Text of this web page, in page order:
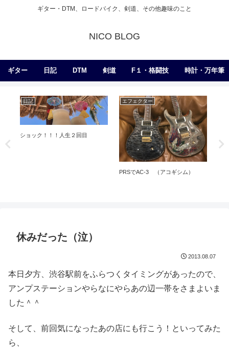
ギター・DTM、ロードバイク、剣道、その他趣味のこと
NICO BLOG
ギター 日記 DTM 剣道 F１・格闘技 時計・万年筆
日記
ショック！！！人生２回目
エフェクター
PRSでAC-3 （アコギシム）
休みだった（泣）
2013.08.07
本日夕方、渋谷駅前をふらつくタイミングがあったので、
アンプステーションやらなにやらあの辺一帯をさまよいま
した＾＾
そして、前回気になったあの店にも行こう！といってみた
ら、